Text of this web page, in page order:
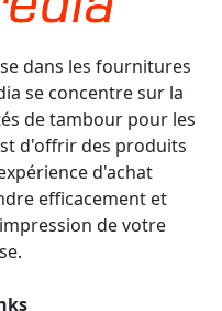
dans les fournitures
se concentre sur la
de tambour pour les
d'offrir des produits
d'achat
efficacement et
de votre